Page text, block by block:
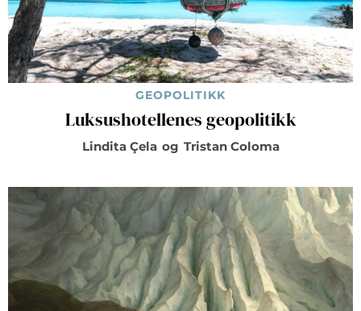
GEOPOLITIKK
Luksushotellenes geopolitikk
Lindita Çela og Tristan Coloma